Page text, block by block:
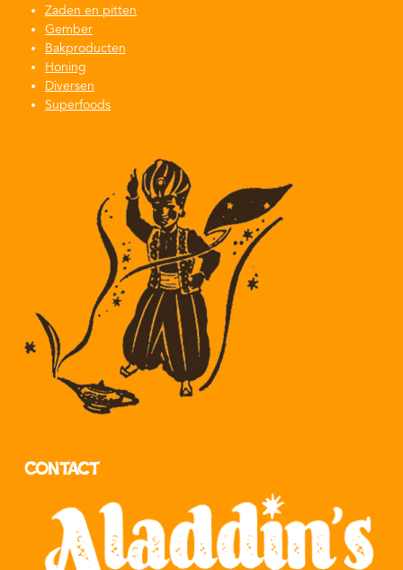
Zaden en pitten
Gember
Bakproducten
Honing
Diversen
Superfoods
Contact